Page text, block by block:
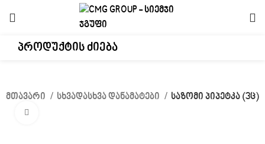
მთავარი სხვადასხვა დანამატები საზომი პიპეტკა (3ც)